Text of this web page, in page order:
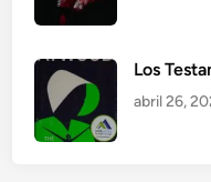
Los
abril 26,